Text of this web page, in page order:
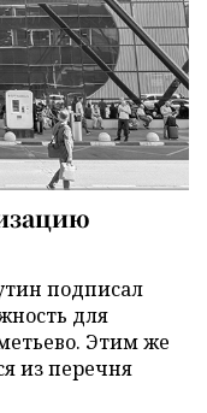
подписал
для
Этим же
из перечня